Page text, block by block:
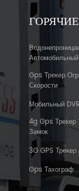
Gps Трекер
Скорости
Мобильный
4g Gps Трекер
Замок
3G GPS
Gps Тахограф